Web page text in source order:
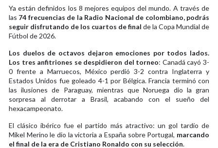
Ya están definidos los 8 mejores equipos del mundo. A través de
las 74 frecuencias de la Radio Nacional de colombiano, podrás
seguir disfrutando de los cuartos de final de la Copa Mundial de
Fútbol de 2026.
Los duelos de octavos dejaron emociones por todos lados.
Los tres anfitriones se despidieron del torneo: Canadá cayó 3-
0 frente a Marruecos, México perdió 3-2 contra Inglaterra y
Estados Unidos fue goleado 4-1 por Bélgica. Francia terminó con
las ilusiones de Paraguay, mientras que Noruega dio la gran
sorpresa al derrotar a Brasil, acabando con el sueño del
hexacampeonato.
El clásico ibérico fue el partido más atractivo: un gol tardío de
Mikel Merino le dio la victoria a España sobre Portugal, marcando
el final de la era de Cristiano Ronaldo con su selección.